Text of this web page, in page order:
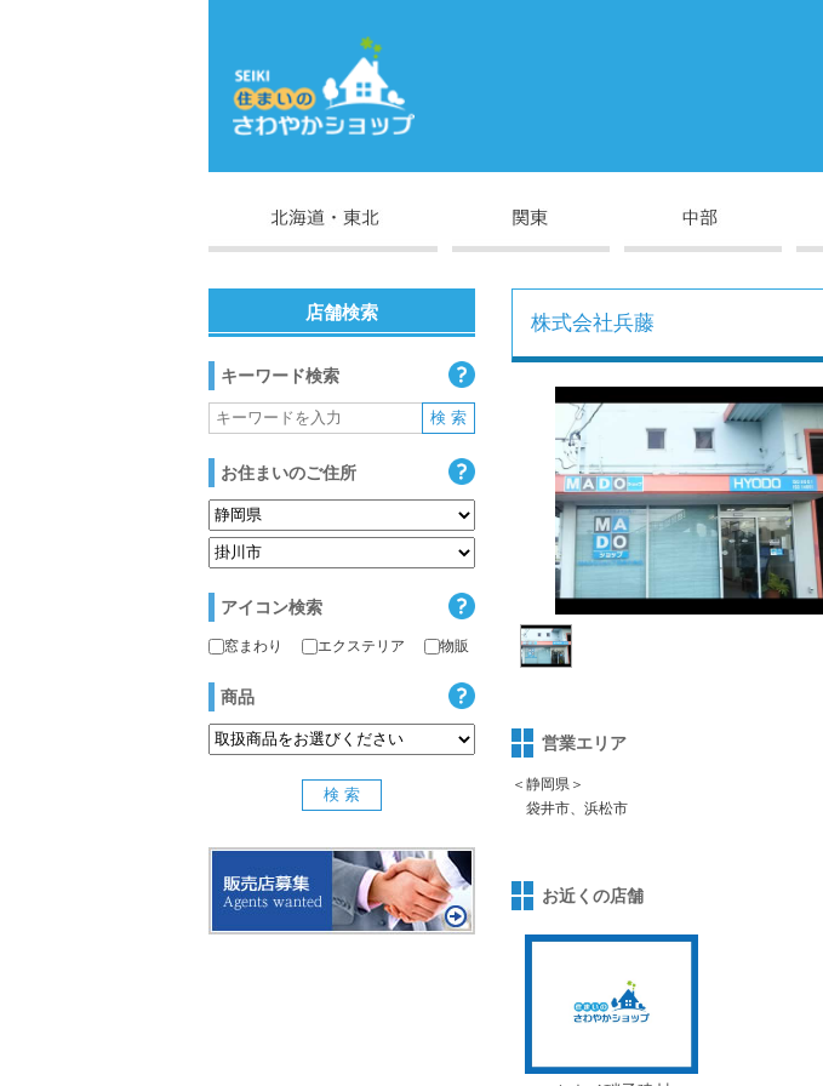
株式会社兵藤
営業エリア
＜静岡県＞
袋井市、浜松市
お近くの店舗
店舗検索
キーワード検索
お住まいのご住所
アイコン検索
窓まわり エクステリア 物販
商品